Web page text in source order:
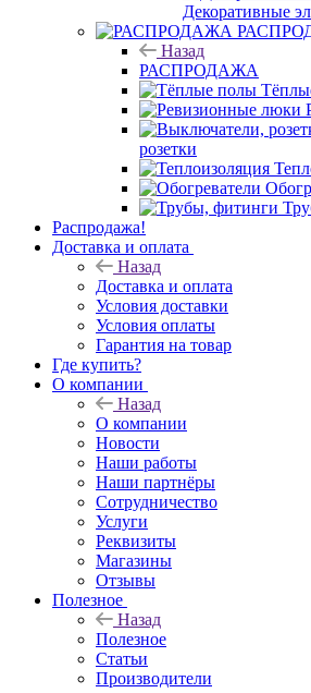
Декоративные
Назад
РАСПРОДАЖА
розетки
Распродажа!
Доставка и оплата
Назад
Доставка и оплата
Условия доставки
Условия оплаты
Гарантия на товар
Где купить?
О компании
Назад
О компании
Новости
Наши работы
Наши партнёры
Сотрудничество
Услуги
Реквизиты
Магазины
Отзывы
Полезное
Назад
Полезное
Статьи
Производители